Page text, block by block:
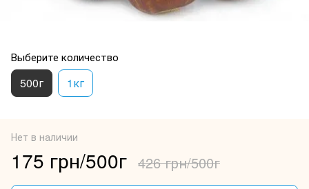
Выберите количество
500г 1кг
Нет в наличии
175 грн/500г 426 грн/500г